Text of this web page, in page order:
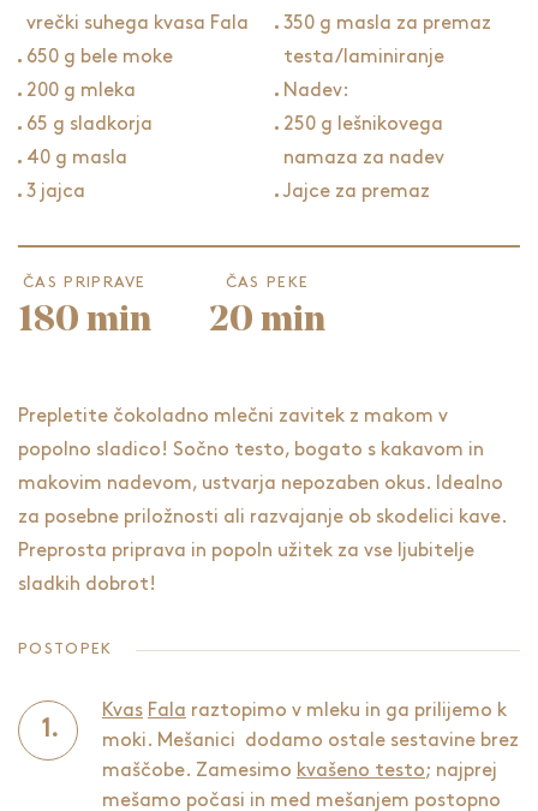
vrečki suhega kvasa Fala
650 g bele moke
200 g mleka
65 g sladkorja
40 g masla
3 jajca
350 g masla za premaz
testa/laminiranje
Nadev:
250 g lešnikovega
namaza za nadev
Jajce za premaz
ČAS PRIPRAVE
180 min
ČAS PEKE
20 min
Prepletite čokoladno mlečni zavitek z makom v
popolno sladico! Sočno testo, bogato s kakavom in
makovim nadevom, ustvarja nepozaben okus. Idealno
za posebne priložnosti ali razvajanje ob skodelici kave.
Preprosta priprava in popoln užitek za vse ljubitelje
sladkih dobrot!
POSTOPEK
Kvas Fala raztopimo v mleku in ga prilijemo k
moki. Mešanici dodamo ostale sestavine brez
maščobe. Zamesimo kvašeno testo; najprej
mešamo počasi in med mešanjem postopno